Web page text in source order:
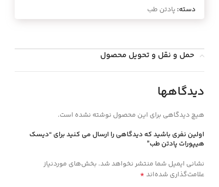
دسته: پادتن طب
حمل و نقل و تحویل محصول
دیدگاهها
هیچ دیدگاهی برای این محصول نوشته نشده است.
اولین نفری باشید که دیدگاهی را ارسال می کنید برای “ديسك
هيپورات پادتن طب”
نشانی ایمیل شما منتشر نخواهد شد. بخش‌های موردنیاز
علامت‌گذاری شده‌اند*